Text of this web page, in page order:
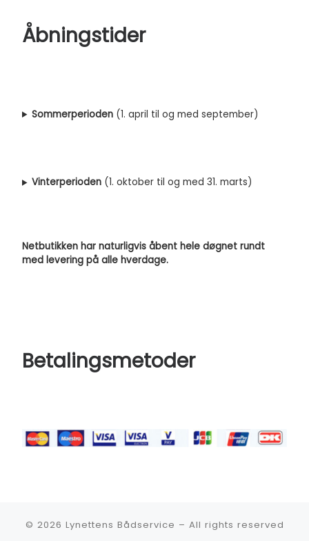
Åbningstider
Sommerperioden (1. april til og med september)
Vinterperioden (1. oktober til og med 31. marts)
Netbutikken har naturligvis åbent hele døgnet rundt
med levering på alle hverdage.
Betalingsmetoder
© 2026 Lynettens Bådservice – All rights reserved